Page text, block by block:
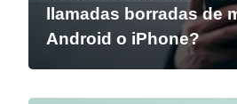
llamadas borradas de
Android o iPhone?